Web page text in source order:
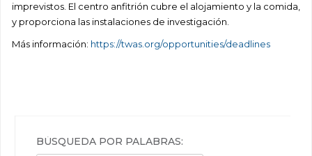
imprevistos. El centro anfitrión cubre el alojamiento y la comida,
y proporciona las instalaciones de investigación.
Más información: https://twas.org/opportunities/deadlines
BÚSQUEDA POR PALABRAS: